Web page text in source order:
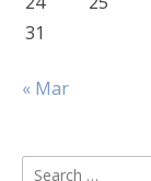
31
« Mar
Search